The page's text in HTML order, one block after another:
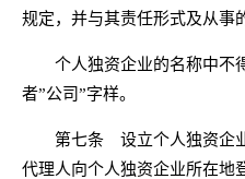
规定，并与其责任形式及从事
个人独资企业的名称中不得
者”公司”字样。
第七条 设立个人独资企业
代理人向个人独资企业所在地